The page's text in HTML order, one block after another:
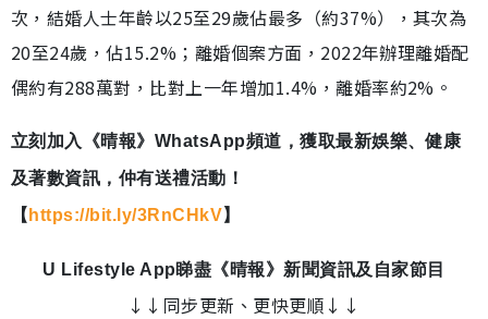
次，結婚人士年齡以25至29歲佔最多（約37%），其次為
20至24歲，佔15.2%；離婚個案方面，2022年辦理離婚配
偶約有288萬對，比對上一年增加1.4%，離婚率約2%。
立刻加入《晴報》WhatsApp頻道，獲取最新娛樂、健康
及著數資訊，仲有送禮活動！
【 https://bit.ly/3RnCHkV】
U Lifestyle App睇盡《晴報》新聞資訊及自家節目
↓↓同步更新、更快更順↓↓